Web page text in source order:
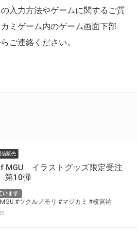
入力方法やゲームに関するご質
ミゲーム内のゲーム画面下部
ご連絡ください。
信販売
MGU イラストグッズ限定受注
10弾
います
#ツクルノモリ #マジカミ #榎宮祐